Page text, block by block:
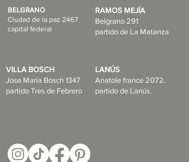
BELGRANO
Ciudad de la paz 2467
capital federal
RAMOS MEJÍA
Belgrano 291
partido de La Matanza
VILLA BOSCH
Jose María Bosch 1347
partido Tres de Febrero
LANÚS
Anatole france 2072.
partido de Lanús.